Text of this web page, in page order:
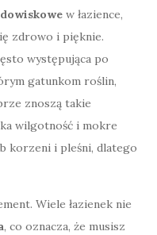
w łazience,
zdrowo i pięknie.
występująca po
gatunkom roślin,
znoszą takie
wilgotność i mokre
korzeni i pleśni, dlatego
Wiele łazienek nie
, co oznacza, że musisz